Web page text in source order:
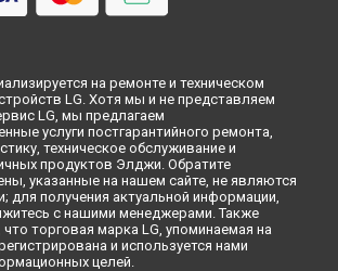
на ремонте и техническом
LG. Хотя мы и не представляем
LG, мы предлагаем
услуги постгарантийного ремонта,
техническое обслуживание и
продуктов Элджи. Обратите
указанные на нашем сайте, не являются
для получения актуальной информации,
с нашими менеджерами. Также
торговая марка LG, упоминаемая на
и используется нами
целей.